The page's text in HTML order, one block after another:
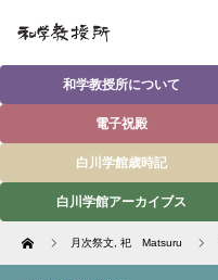
和学教授所について
電子祝殿
白川学館歳時記
白川学館アーカイブス
Home 月次祭文 祀 Matsuru